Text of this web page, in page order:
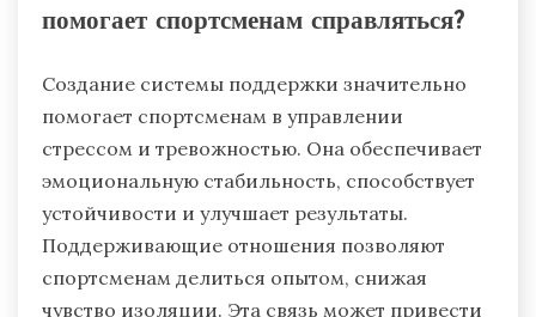
помогает спортсменам справляться?
Создание системы поддержки значительно
помогает спортсменам в управлении
стрессом и тревожностью. Она обеспечивает
эмоциональную стабильность, способствует
устойчивости и улучшает результаты.
Поддерживающие отношения позволяют
спортсменам делиться опытом, снижая
чувство изоляции. Эта связь может привести